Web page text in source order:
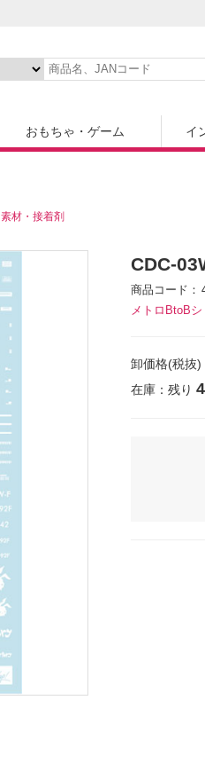
おもちゃ・ゲーム イ
素材・接着剤
CDC-
商品コード
メトロBtoB
卸価格(税抜)
在庫：残り 4